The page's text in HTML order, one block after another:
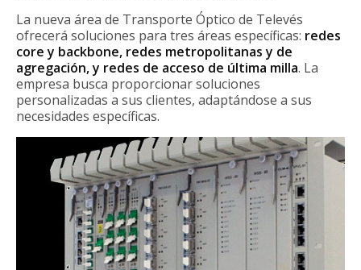
La nueva área de Transporte Óptico de Televés
ofrecerá soluciones para tres áreas específicas: redes
core y backbone, redes metropolitanas y de
agregación, y redes de acceso de última milla. La
empresa busca proporcionar soluciones
personalizadas a sus clientes, adaptándose a sus
necesidades específicas.